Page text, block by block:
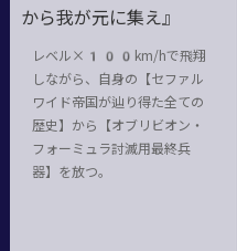
から我が元に集え』
レベル×100km/hで飛翔
しながら、自身の【セファル
ワイド帝国が辿り得た全ての
歴史】から【オブリビオン・
フォーミュラ討滅用最終兵
器】を放つ。